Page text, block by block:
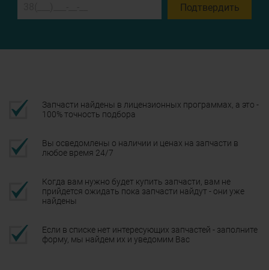
Подтвердить
Запчасти найдены в лицензионных программах, а это -
100% точность подбора
Вы осведомлены о наличии и ценах на запчасти в
любое время 24/7
Когда вам нужно будет купить запчасти, вам не
прийдется ожидать пока запчасти найдут - они уже
найдены
Если в списке нет интересующих запчастей - заполните
форму, мы найдем их и уведомим Вас